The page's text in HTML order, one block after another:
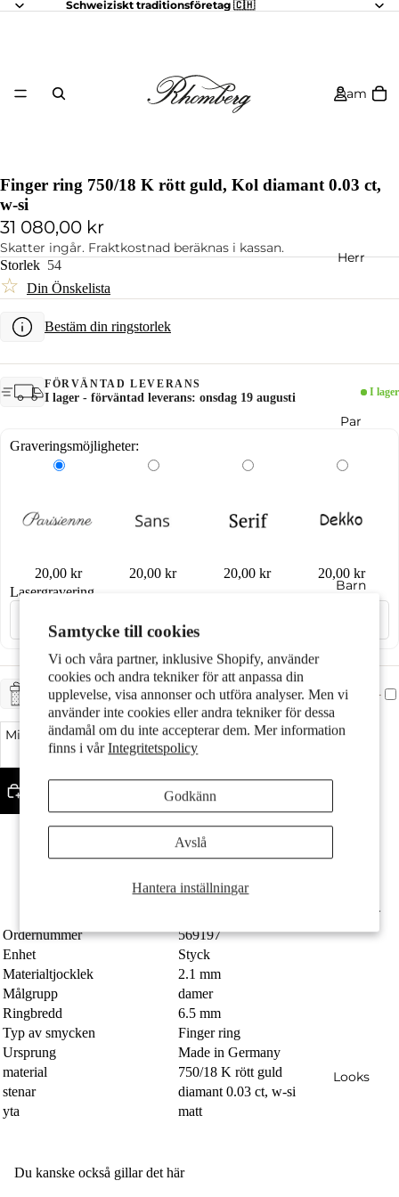
Samtycke till cookies
Vi och våra partner, inklusive Shopify, använder
cookies och andra tekniker för att anpassa din
upplevelse, visa annonser och utföra analyser. Men vi
använder inte cookies eller andra tekniker för dessa
ändamål om du inte accepterar dem. Mer information
finns i vårIntegritetspolicy
Hantera inställningar
Godkänn
Avslå
Schweiziskt traditionsföretag 🇨🇭
Dam
Herr
Par
Barn
Presenter
Looks
Finger ring 750/18 K rött guld, Kol diamant 0.03 ct,
w-si
31 080,00 kr
Skatter ingår. Fraktkostnad beräknas i kassan.
Storlek 54
☆ Din Önskelista
Bestäm din ringstorlek
FÖRVÄNTAD LEVERANS
I lager - förväntad leverans: onsdag 19 augusti I lager
Graveringsmöjligheter:
20,00 kr 20,00 kr 20,00 kr
20,00 kr
Lasergravering
PRESENTTJÄNST + CHF 5.-
Minska kvantitet
Öka kvantitet
Tillverkad av återvunnet guld
Kan graveras individuellt
Ringbredden är 6.5 mm
Ordernummer
569197
Enhet
Styck
Materialtjocklek
2.1 mm
Målgrupp
damer
Ringbredd
6.5 mm
Typ av smycken
Finger ring
Ursprung
Made in Germany
material
750/18 K rött guld
stenar
diamant 0.03 ct, w-si
yta
matt
Du kanske också gillar det här